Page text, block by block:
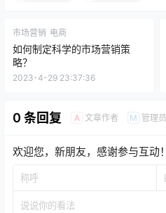
市场营销 电商
如何制定科学的市场营销策
略？
2023-4-29 23:37:36
0 条回复 A 文章作者 M 管理员
欢迎您，新朋友，感谢参与互动！